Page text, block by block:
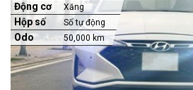
Động cơ Xăng
Hộp số Số tự động
Odo 50,000 km